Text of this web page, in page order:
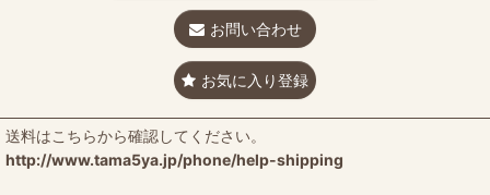
お問い合わせ
お気に入り登録
送料はこちらから確認してください。
http://www.tama5ya.jp/phone/help-shipping